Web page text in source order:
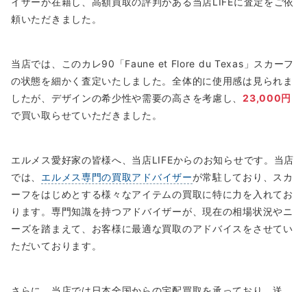
頼いただきました。
当店では、このカレ90「Faune et Flore du Texas」スカーフ
の状態を細かく査定いたしました。全体的に使用感は見られま
したが、デザインの希少性や需要の高さを考慮し、23,000円
で買い取らせていただきました。
エルメス愛好家の皆様へ、当店LIFEからのお知らせです。当店
では、 エルメス専門の買取アドバイザーが常駐しており、スカ
ーフをはじめとする様々なアイテムの買取に特に力を入れてお
ります。専門知識を持つアドバイザーが、現在の相場状況やニ
ーズを踏まえて、お客様に最適な買取のアドバイスをさせてい
ただいております。